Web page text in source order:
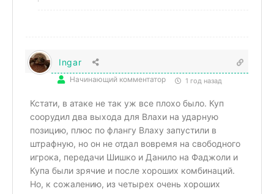
Ingar
Начинающий комментатор 1 год назад
Кстати, в атаке не так уж все плохо было. Куп
соорудил два выхода для Влахи на ударную
позицию, плюс по флангу Влаху запустили в
штрафную, но он не отдал вовремя на свободного
игрока, передачи Шишко и Данило на Фаджоли и
Купа были зрячие и после хороших комбинаций.
Но, к сожалению, из четырех очень хороших